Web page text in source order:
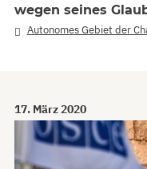
wegen seines
Autonomes Gebiet der
17. März 2020